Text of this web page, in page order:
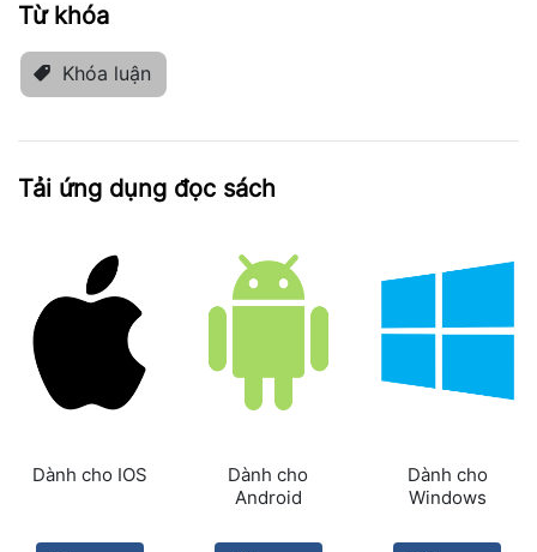
Từ khóa
Khóa luận
Tải ứng dụng đọc sách
Dành cho IOS
Dành cho
Android
Dành cho
Windows